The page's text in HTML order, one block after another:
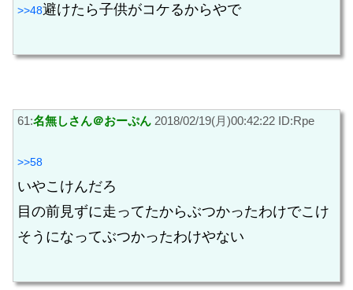
>>48避けたら子供がコケるからやで
61:名無しさん＠おーぷん 2018/02/19(月)00:42:22 ID:Rpe
>>58
いやこけんだろ
目の前見ずに走ってたからぶつかったわけでこけ
そうになってぶつかったわけやない